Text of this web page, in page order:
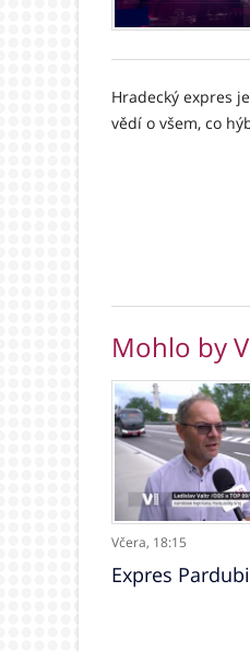
Hradecký expres
vědí o všem, co
Mohlo by
Včera, 18:15
Expres